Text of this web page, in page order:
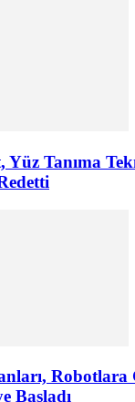
Yüz Tanıma
Robotlara
Başladı